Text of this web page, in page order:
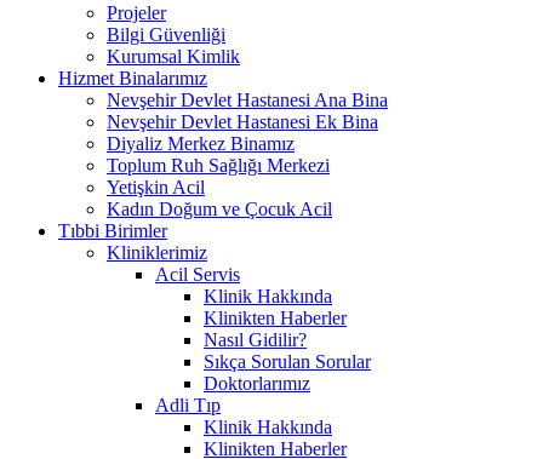
Projeler
Bilgi Güvenliği
Kurumsal Kimlik
Hizmet Binalarımız
Nevşehir Devlet Hastanesi Ana Bina
Nevşehir Devlet Hastanesi Ek Bina
Diyaliz Merkez Binamız
Toplum Ruh Sağlığı Merkezi
Yetişkin Acil
Kadın Doğum ve Çocuk Acil
Tıbbi Birimler
Kliniklerimiz
Acil Servis
Klinik Hakkında
Klinikten Haberler
Nasıl Gidilir?
Sıkça Sorulan Sorular
Doktorlarımız
Adli Tıp
Klinik Hakkında
Klinikten Haberler